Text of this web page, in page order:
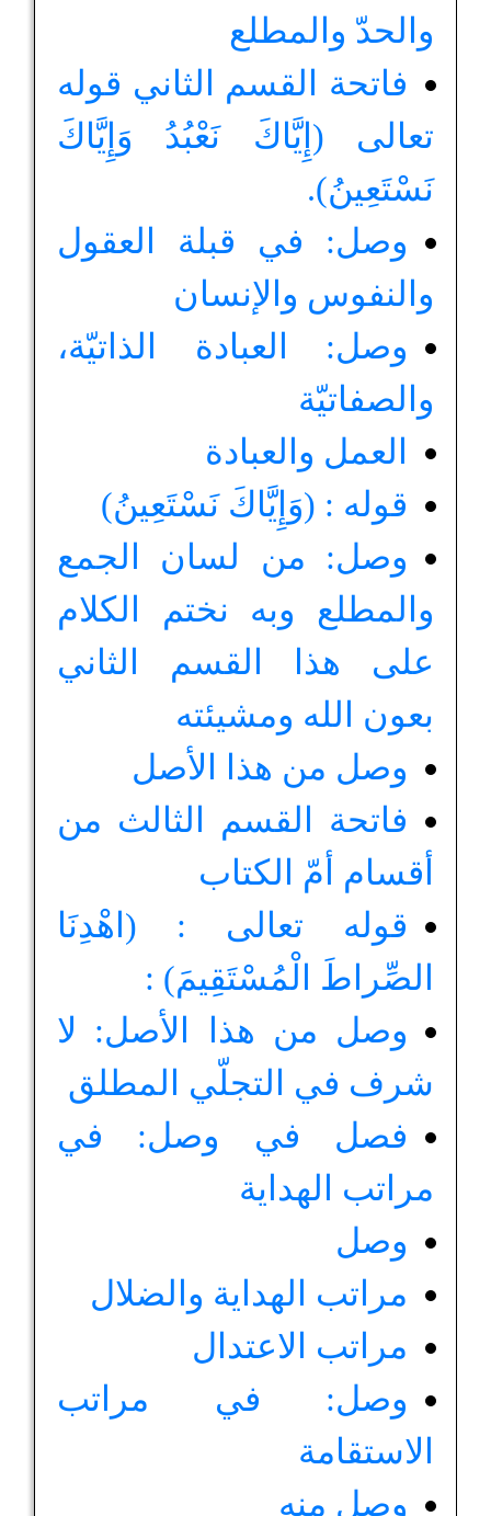
والحدّ والمطلع
فاتحة القسم الثاني قوله
تعالى (إِيَّاكَ نَعْبُدُ وَإِيَّاكَ
نَسْتَعِينُ).
وصل: في قبلة العقول
والنفوس والإنسان
وصل: العبادة الذاتيّة،
والصفاتيّة
العمل والعبادة
قوله : (وَإِيَّاكَ نَسْتَعِينُ)
وصل: من لسان الجمع
والمطلع وبه نختم الكلام
على هذا القسم الثاني
بعون الله ومشيئته
وصل من هذا الأصل
فاتحة القسم الثالث من
أقسام أمّ الكتاب
قوله تعالى : (اهْدِنَا
الصِّراطَ الْمُسْتَقِيمَ) :
وصل من هذا الأصل: لا
شرف في التجلّي المطلق
فصل في وصل: في
مراتب الهداية
وصل
مراتب الهداية والضلال
مراتب الاعتدال
وصل: في مراتب
الاستقامة
وصل منه